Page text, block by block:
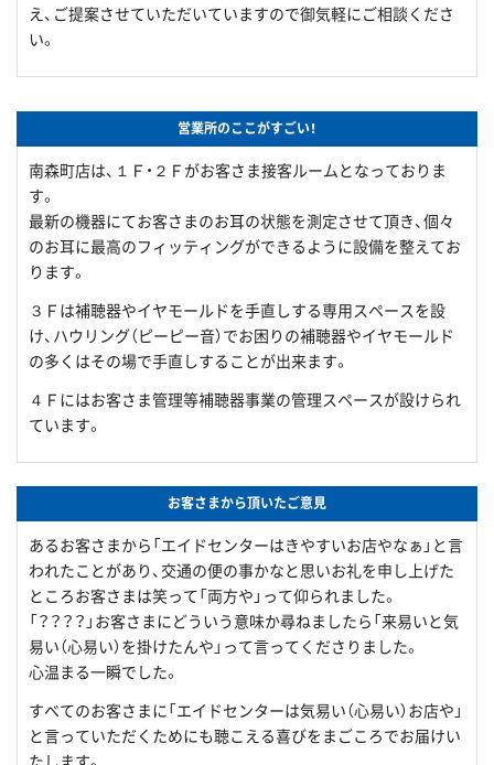
え、ご提案させていただいていますので御気軽にご相談くださ
い。
営業所のここがすごい！
南森町店は、１Ｆ・２Ｆがお客さま接客ルームとなっておりま
す。
最新の機器にてお客さまのお耳の状態を測定させて頂き、個々
のお耳に最高のフィッティングができるように設備を整えてお
ります。
３Ｆは補聴器やイヤモールドを手直しする専用スペースを設
け、ハウリング（ピーピー音）でお困りの補聴器やイヤモールド
の多くはその場で手直しすることが出来ます。
４Ｆにはお客さま管理等補聴器事業の管理スペースが設けられ
ています。
お客さまから頂いたご意見
あるお客さまから「エイドセンターはきやすいお店やなぁ」と言
われたことがあり、交通の便の事かなと思いお礼を申し上げた
ところお客さまは笑って「両方や」って仰られました。
「？？？？」お客さまにどういう意味か尋ねましたら「来易いと気
易い（心易い）を掛けたんや」って言ってくださりました。
心温まる一瞬でした。
すべてのお客さまに「エイドセンターは気易い（心易い）お店や」
と言っていただくためにも聴こえる喜びをまごころでお届けい